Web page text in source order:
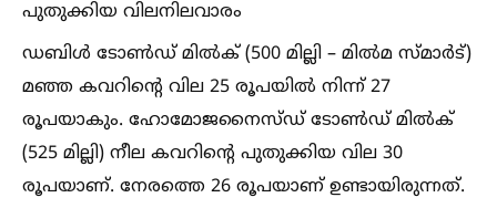
പുതുക്കിയ വിലനിലവാരം
ഡബിള്‍ ടോണ്‍ഡ് മില്‍ക് (500 മില്ലി – മില്‍മ സ്മാർട്)
മഞ്ഞ കവറിന്റെ വില 25 രൂപയില്‍ നിന്ന് 27
രൂപയാകും. ഹോമോജനൈസ്ഡ് ടോണ്‍ഡ് മില്‍ക്
(525 മില്ലി) നീല കവറിന്റെ പുതുക്കിയ വില 30
രൂപയാണ്. നേരത്തെ 26 രൂപയാണ് ഉണ്ടായിരുന്നത്.